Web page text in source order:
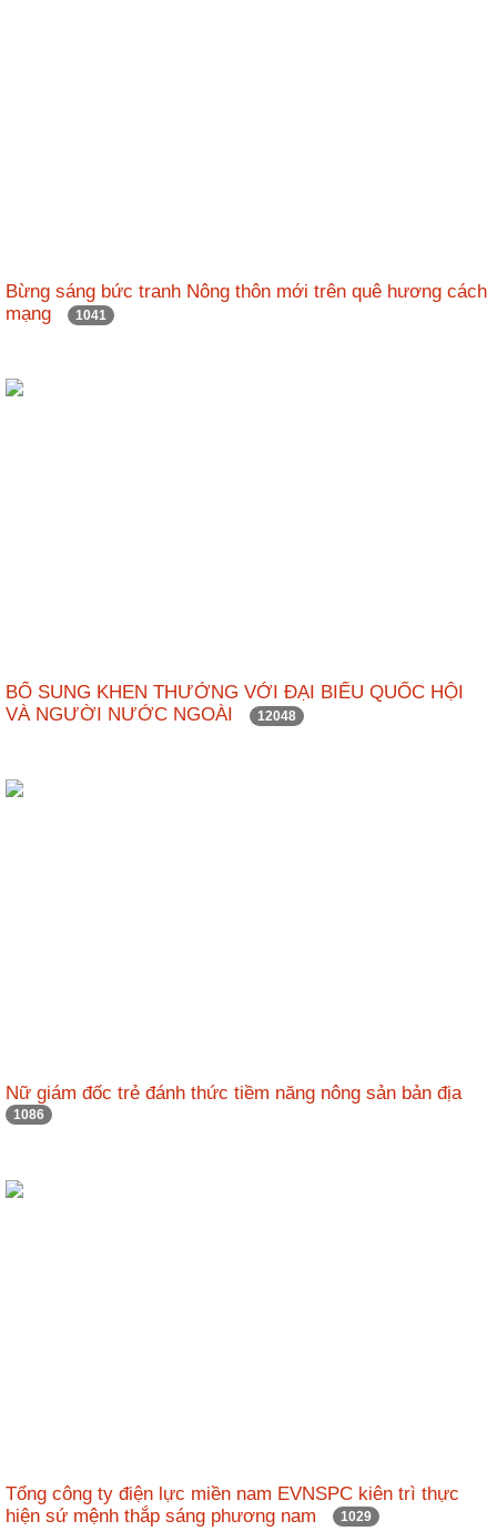
Bừng sáng bức tranh Nông thôn mới trên quê hương cách
mạng
1041
BỔ SUNG KHEN THƯỞNG VỚI ĐẠI BIỂU QUỐC HỘI
VÀ NGƯỜI NƯỚC NGOÀI
12048
Nữ giám đốc trẻ đánh thức tiềm năng nông sản bản địa
1086
Tổng công ty điện lực miền nam EVNSPC kiên trì thực
hiện sứ mệnh thắp sáng phương nam
1029